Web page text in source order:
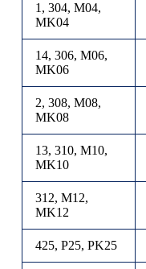
1, 304, M04,
MK04
14, 306, M06,
MK06
2, 308, M08,
MK08
13, 310, M10,
MK10
312, M12,
MK12
425, P25, PK25